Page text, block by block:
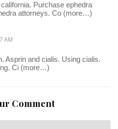
Purchase ephedra
attorneys. Co (more…)
AM
Asprin and cialis. Using cialis.
Ci (more…)
Comment